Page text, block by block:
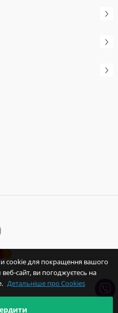
cookie для покращення вашого
сайт, ви погоджуєтесь на
Детальніше про Cookies